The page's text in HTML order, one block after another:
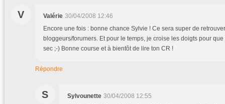
V Valérie 30/04/2008 12:46
Encore une fois : bonne chance Sylvie ! Ce sera super de
bloggeurs/forumers. Et pour le temps, je croise les doigts pour
sec ;-) Bonne course et à bientôt de lire ton CR !
Répondre
S Sylvounette 30/04/2008 12:55